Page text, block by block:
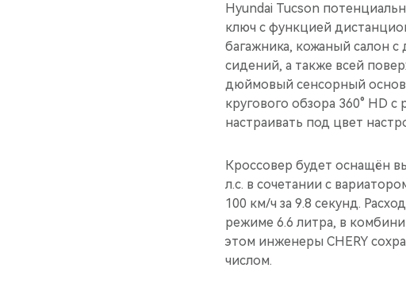
Hyundai Tucson
ключ с функцией
багажника, кожаный салон
сидений, а также всей
дюймовый сенсорный
кругового обзора 360° HD
настраивать под цвет
Кроссовер будет оснащён
л.с. в сочетании с
100 км/ч за 9.8 секунд.
режиме 6.6 литра, в
этом инженеры CHERY
числом.